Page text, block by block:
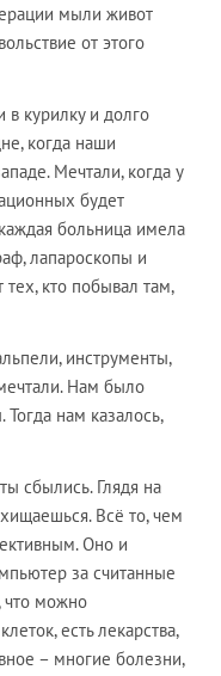
мыли живот
от этого
курилку и долго
когда наши
Мечтали, когда у
будет
больница имела
лапароскопы и
кто побывал там,
инструменты,
Нам было
нам казалось,
сбылись. Глядя на
Всё то, чем
Оно и
за считанные
что можно
есть лекарства,
– многие болезни,